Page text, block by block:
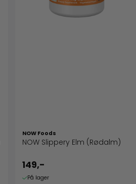
NOW Foods
NOW Slippery Elm (Rødalm)
149,-
På lager